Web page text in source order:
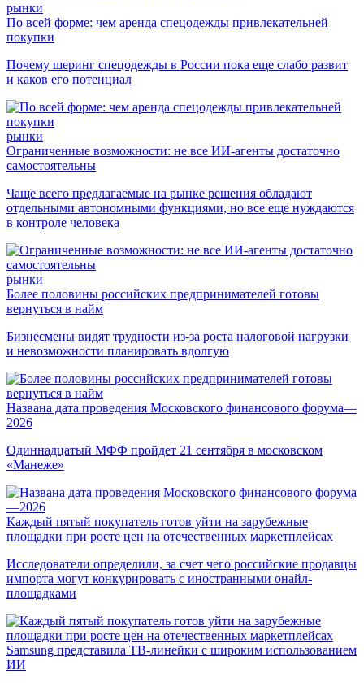
рынки
По всей форме: чем аренда спецодежды привлекательней
покупки
Почему шеринг спецодежды в России пока еще слабо развит
и каков его потенциал
рынки
Ограниченные возможности: не все ИИ-агенты достаточно
самостоятельны
Чаще всего предлагаемые на рынке решения обладают
отдельными автономными функциями, но все еще нуждаются
в контроле человека
рынки
Более половины российских предпринимателей готовы
вернуться в найм
Бизнесмены видят трудности из-за роста налоговой нагрузки
и невозможности планировать вдолгую
Названа дата проведения Московского финансового форума—
2026
Одиннадцатый МФФ пройдет 21 сентября в московском
«Манеже»
Каждый пятый покупатель готов уйти на зарубежные
площадки при росте цен на отечественных маркетплейсах
Исследователи определили, за счет чего российские продавцы
импорта могут конкурировать с иностранными онайл-
площадками
Samsung представила ТВ-линейки с широким использованием
ИИ